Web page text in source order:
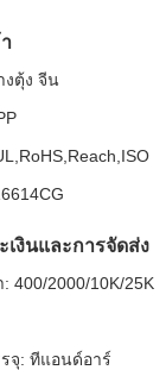
งตุ้ง จีน
เงินและการจัดส่ง
400/2000/10K/25K
จุ: ทีแอนด์อาร์